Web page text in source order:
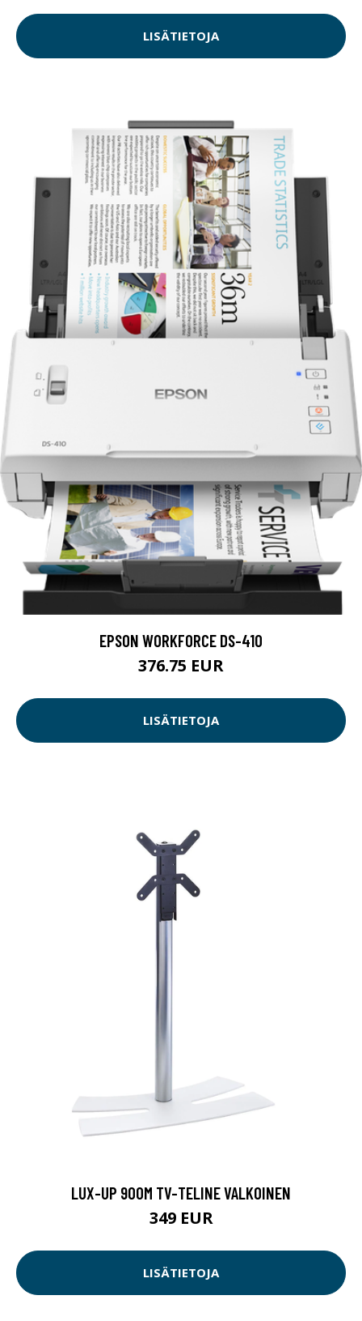
LISÄTIETOJA
EPSON WORKFORCE DS-410
376.75 EUR
LISÄTIETOJA
LUX-UP 900M TV-TELINE VALKOINEN
349 EUR
LISÄTIETOJA